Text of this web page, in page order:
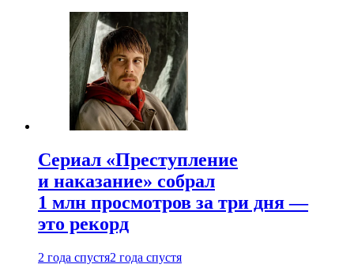
Сериал «Преступление
и наказание» собрал
1 млн просмотров за три дня —
это рекорд
2 года спустя2 года спустя